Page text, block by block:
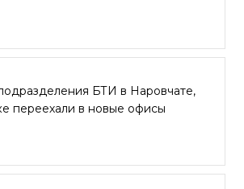
БТИ в Наровчате,
переехали в новые офисы